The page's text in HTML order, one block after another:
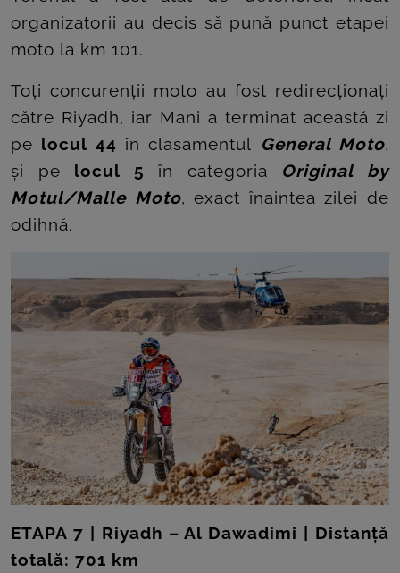
organizatorii au decis să pună punct etapei
moto la km 101.
Toți concurenții moto au fost redirecționați
către Riyadh, iar Mani a terminat această zi
pe locul 44 în clasamentul General Moto,
și pe locul 5 în categoria Original by
Motul/Malle Moto, exact înaintea zilei de
odihnă.
ETAPA 7 | Riyadh – Al Dawadimi | Distanță
totală: 701 km